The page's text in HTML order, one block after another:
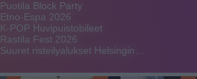
Puotila Block Party
Etno-Espa 2026
K-POP Huvipuistobileet
Rastila Fest 2026
Suuret risteilyalukset Helsingin…